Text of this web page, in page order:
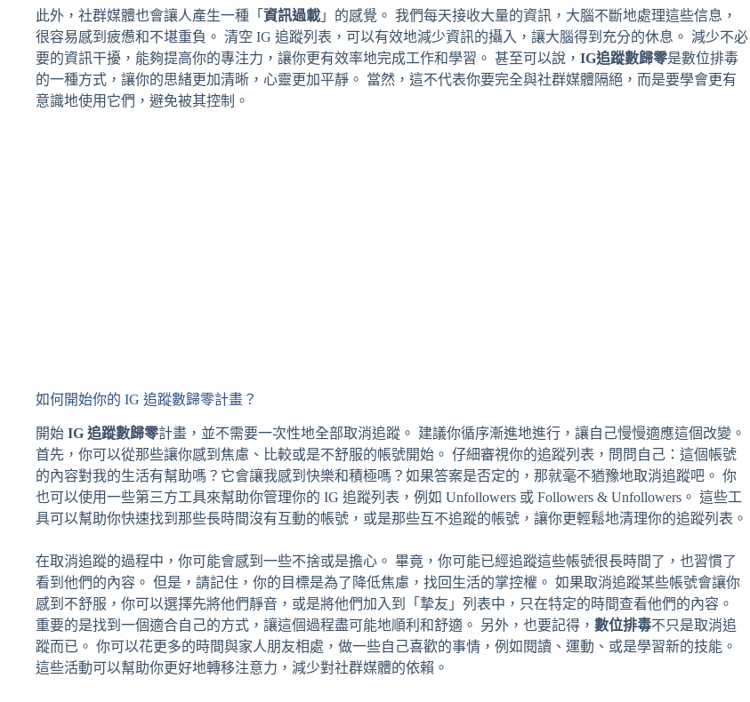
此外，社群媒體也會讓人產生一種「 資訊過載 」的感覺。 我們每天接收大量的資訊，大腦不斷地處理這些信息，
很容易感到疲憊和不堪重負。 清空 IG 追蹤列表，可以有效地減少資訊的攝入，讓大腦得到充分的休息。 減少不必
要的資訊干擾，能夠提高你的專注力，讓你更有效率地完成工作和學習。 甚至可以說， IG追蹤數歸零是數位排毒
的一種方式，讓你的思緒更加清晰，心靈更加平靜。 當然，這不代表你要完全與社群媒體隔絕，而是要學會更有
意識地使用它們，避免被其控制。
如何開始你的 IG 追蹤數歸零計畫？
開始 IG 追蹤數歸零計畫，並不需要一次性地全部取消追蹤。 建議你循序漸進地進行，讓自己慢慢適應這個改變。
首先，你可以從那些讓你感到焦慮、比較或是不舒服的帳號開始。 仔細審視你的追蹤列表，問問自己：這個帳號
的內容對我的生活有幫助嗎？它會讓我感到快樂和積極嗎？如果答案是否定的，那就毫不猶豫地取消追蹤吧。 你
也可以使用一些第三方工具來幫助你管理你的 IG 追蹤列表，例如 Unfollowers 或 Followers & Unfollowers。 這些工
具可以幫助你快速找到那些長時間沒有互動的帳號，或是那些互不追蹤的帳號，讓你更輕鬆地清理你的追蹤列表。
在取消追蹤的過程中，你可能會感到一些不捨或是擔心。 畢竟，你可能已經追蹤這些帳號很長時間了，也習慣了
看到他們的內容。 但是，請記住，你的目標是為了降低焦慮，找回生活的掌控權。 如果取消追蹤某些帳號會讓你
感到不舒服，你可以選擇先將他們靜音，或是將他們加入到「摯友」列表中，只在特定的時間查看他們的內容。
重要的是找到一個適合自己的方式，讓這個過程盡可能地順利和舒適。 另外，也要記得， 數位排毒不只是取消追
蹤而已。 你可以花更多的時間與家人朋友相處，做一些自己喜歡的事情，例如閱讀、運動、或是學習新的技能。
這些活動可以幫助你更好地轉移注意力，減少對社群媒體的依賴。